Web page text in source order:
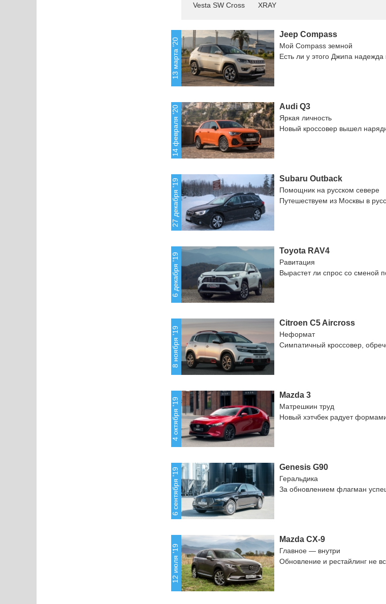
Vesta SW Cross XRAY
13 марта '20
Jeep Compass
Мой Compass земной
Есть ли у этого Джипа
14 февраля '20 Audi Q3
Яркая личность
Новый кроссовер вышел
27 декабря '19 Subaru Outback
Помощник на русском севере
Путешествуем из Москвы в
6 декабря '19
Toyota RAV4
Равитация
Вырастет ли спрос со сменой
8 ноября '19
Citroen C5 Aircross
Неформат
Симпатичный кроссовер,
4 октября '19
Mazda 3
Матрешкин труд
Новый хэтчбек радует
6 сентября '19 Genesis G90
Геральдика
За обновлением флагман
12 июля '19
Mazda CX-9
Главное — внутри
Обновление и рестайлинг не